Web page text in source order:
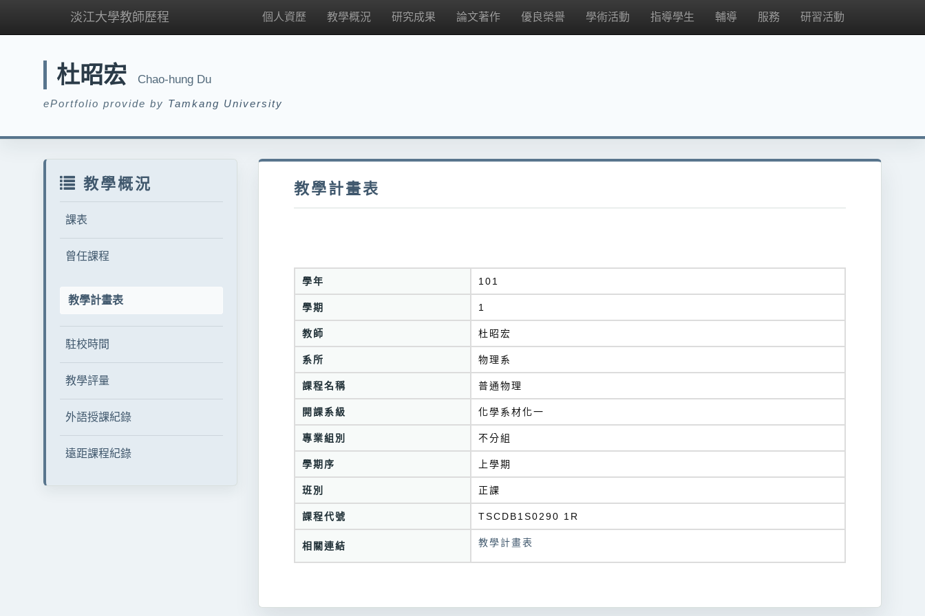
淡江大學教師歷程 個人資歷 教學概況 研究成果 論文著作 優良榮譽 學術活動 指導學生 輔導 服務 研習活動
杜昭宏 Chao-hung Du
ePortfolio provide by Tamkang University
教學概況
課表
曾任課程
教學計畫表
駐校時間
教學評量
外語授課紀錄
遠距課程紀錄
教學計畫表
學年 101
學期 1
教師 杜昭宏
系所 物理系
課程名稱 普通物理
開課系級 化學系材化一
專業組別 不分組
學期序 上學期
班別 正課
課程代號 TSCDB1S0290 1R
相關連結 教學計畫表